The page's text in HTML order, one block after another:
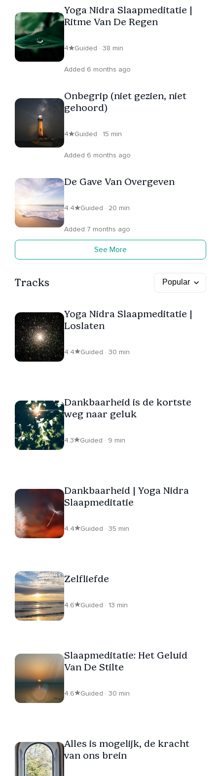
Yoga Nidra Slaapmeditatie |
Ritme Van De Regen
4 Guided · 38 min
Added 6 months ago
Onbegrip (niet gezien, niet
gehoord)
4 Guided · 15 min
Added 6 months ago
De Gave Van Overgeven
4.4 Guided · 20 min
Added 7 months ago
See More
Tracks
Yoga Nidra Slaapmeditatie |
Loslaten
4.4 Guided · 30 min
Dankbaarheid is de kortste
weg naar geluk
4.3 Guided · 9 min
Dankbaarheid | Yoga Nidra
Slaapmeditatie
4.4 Guided · 35 min
Zelfliefde
4.6 Guided · 13 min
Slaapmeditatie: Het Geluid
Van De Stilte
4.6 Guided · 30 min
Alles is mogelijk, de kracht
van ons brein